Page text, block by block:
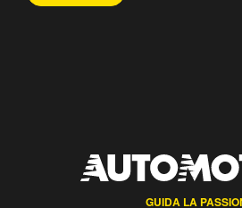
GUIDA LA